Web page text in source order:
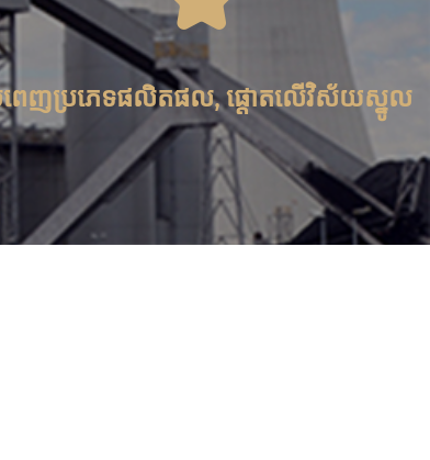
េញប្រភេទផលិតផល, ផ្តោតលើវិស័យស្នូល